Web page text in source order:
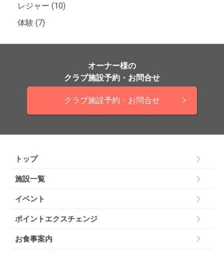
レジャー (10)
体験 (7)
オーナー様の
クラブ施設予約・お問合せ
クラブ施設予約・お問合せ
トップ
施設一覧
イベント
ポイントエクスチェンジ
お食事案内